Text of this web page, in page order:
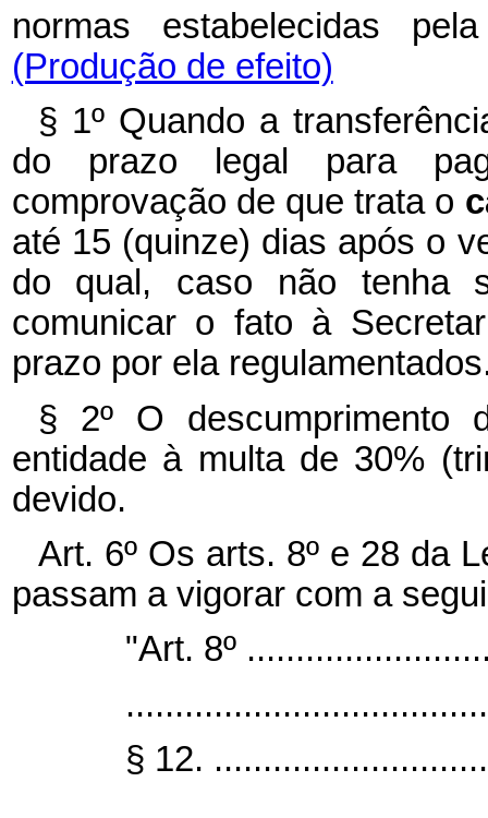
normas estabelecidas
(Produção de efeito)
§ 1º Quando a
do prazo legal para
comprovação de que trata o
até 15 (quinze) dias após o
do qual, caso não tenha
comunicar o fato à
prazo por ela
§ 2º O descumprimento
entidade à multa de 30%
devido.
Art. 6º Os arts. 8º e 28 da
passam a vigorar com a
"Art. 8º
§ 12.